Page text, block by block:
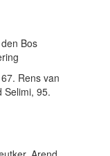
Bos
Rens van
Selimi, 95.